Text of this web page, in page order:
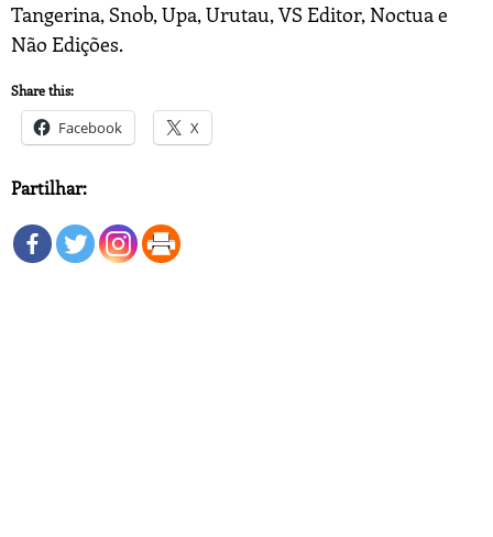
Tangerina, Snob, Upa, Urutau, VS Editor, Noctua e
Não Edições.
Share this:
Facebook X
Partilhar: